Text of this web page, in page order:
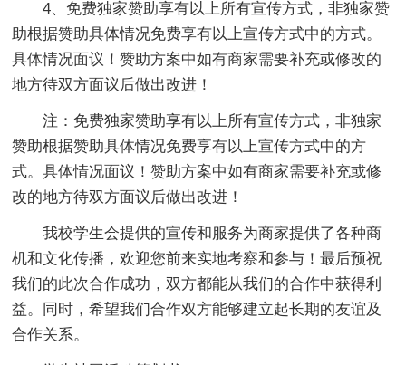
4、免费独家赞助享有以上所有宣传方式，非独家赞
助根据赞助具体情况免费享有以上宣传方式中的方式。
具体情况面议！赞助方案中如有商家需要补充或修改的
地方待双方面议后做出改进！
注：免费独家赞助享有以上所有宣传方式，非独家
赞助根据赞助具体情况免费享有以上宣传方式中的方
式。具体情况面议！赞助方案中如有商家需要补充或修
改的地方待双方面议后做出改进！
我校学生会提供的宣传和服务为商家提供了各种商
机和文化传播，欢迎您前来实地考察和参与！最后预祝
我们的此次合作成功，双方都能从我们的合作中获得利
益。同时，希望我们合作双方能够建立起长期的友谊及
合作关系。